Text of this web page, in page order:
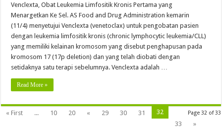
Venclexta, Obat Leukemia Limfositik Kronis Pertama yang
Menargetkan Ke Sel. AS Food and Drug Administration kemarin
(11/4) menyetujui Venclexta (venetoclax) untuk pengobatan pasien
dengan leukemia limfositik kronis (chronic lymphocytic leukemia/CLL)
yang memiliki kelainan kromosom yang disebut penghapusan pada
kromosom 17 (17p deletion) dan yang telah diobati dengan
setidaknya satu terapi sebelumnya. Venclexta adalah …
Read More »
Page 32 of 33
« First ... 10 20 « 29 30 31
32
33
»